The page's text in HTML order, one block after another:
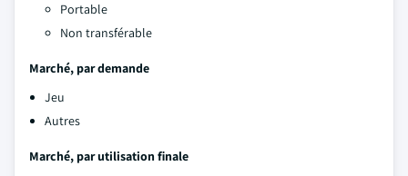
Portable
Non transférable
Marché, par demande
Jeu
Autres
Marché, par utilisation finale